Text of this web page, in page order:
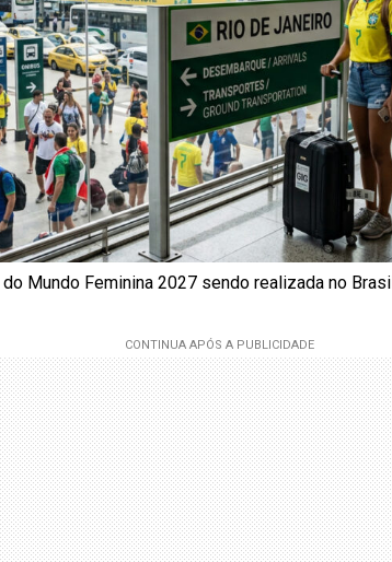
Mundo Feminina 2027 sendo realizada no Brasil